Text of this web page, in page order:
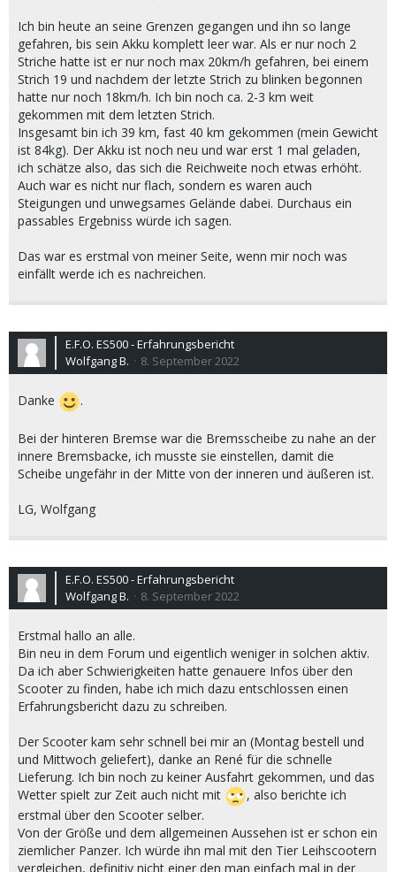
Ich bin heute an seine Grenzen gegangen und ihn so lange
gefahren, bis sein Akku komplett leer war. Als er nur noch 2
Striche hatte ist er nur noch max 20km/h gefahren, bei einem
Strich 19 und nachdem der letzte Strich zu blinken begonnen
hatte nur noch 18km/h. Ich bin noch ca. 2-3 km weit
gekommen mit dem letzten Strich.
Insgesamt bin ich 39 km, fast 40 km gekommen (mein Gewicht
ist 84kg). Der Akku ist noch neu und war erst 1 mal geladen,
ich schätze also, das sich die Reichweite noch etwas erhöht.
Auch war es nicht nur flach, sondern es waren auch
Steigungen und unwegsames Gelände dabei. Durchaus ein
passables Ergebniss würde ich sagen.
Das war es erstmal von meiner Seite, wenn mir noch was
einfällt werde ich es nachreichen.
E.F.O. ES500 - Erfahrungsbericht
Wolfgang B.
8. September 2022
Danke .
Bei der hinteren Bremse war die Bremsscheibe zu nahe an der
innere Bremsbacke, ich musste sie einstellen, damit die
Scheibe ungefähr in der Mitte von der inneren und äußeren ist.
LG, Wolfgang
E.F.O. ES500 - Erfahrungsbericht
Wolfgang B.
8. September 2022
Erstmal hallo an alle.
Bin neu in dem Forum und eigentlich weniger in solchen aktiv.
Da ich aber Schwierigkeiten hatte genauere Infos über den
Scooter zu finden, habe ich mich dazu entschlossen einen
Erfahrungsbericht dazu zu schreiben.
Der Scooter kam sehr schnell bei mir an (Montag bestell und
und Mittwoch geliefert), danke an René für die schnelle
Lieferung. Ich bin noch zu keiner Ausfahrt gekommen, und das
Wetter spielt zur Zeit auch nicht mit
, also berichte ich
erstmal über den Scooter selber.
Von der Größe und dem allgemeinen Aussehen ist er schon ein
ziemlicher Panzer. Ich würde ihn mal mit den Tier Leihscootern
vergleichen, definitiv nicht einer den man einfach mal in der